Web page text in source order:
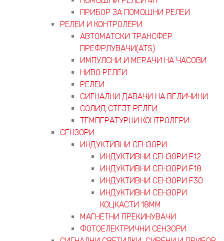
ПРИБОР ЗА ПОМОШНИ РЕЛЕИ
РЕЛЕИ И КОНТРОЛЕРИ
АВТОМАТСКИ ТРАНСФЕР
ПРЕФРЛУВАЧИ(ATS)
ИМПУЛСНИ И МЕРАЧИ НА ЧАСОВИ
НИВО РЕЛЕИ
РЕЛЕИ
СИГНАЛНИ ДАВАЧИ НА ВЕЛИЧИНИ
СОЛИД СТЕЈТ РЕЛЕИ
ТЕМПЕРАТУРНИ КОНТРОЛЕРИ
СЕНЗОРИ
ИНДУКТИВНИ СЕНЗОРИ
ИНДУКТИВНИ СЕНЗОРИ F12
ИНДУКТИВНИ СЕНЗОРИ F18
ИНДУКТИВНИ СЕНЗОРИ F30
ИНДУКТИВНИ СЕНЗОРИ
КОЦКАСТИ 18ММ
МАГНЕТНИ ПРЕКИНУВАЧИ
ФОТОЕЛЕКТРИЧНИ СЕНЗОРИ